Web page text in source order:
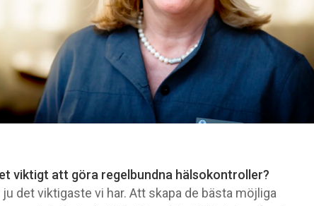
viktigt att göra regelbundna hälsokontroller?
ju det viktigaste vi har. Att skapa de bästa möjliga